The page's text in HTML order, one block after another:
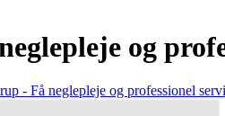
og
- Få neglepleje og professionel